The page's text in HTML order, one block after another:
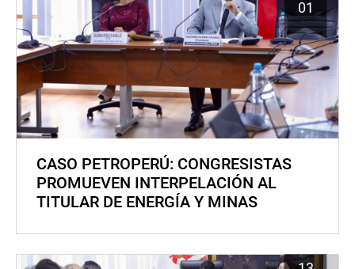
01
CASO PETROPERÚ: CONGRESISTAS
PROMUEVEN INTERPELACIÓN AL
TITULAR DE ENERGÍA Y MINAS